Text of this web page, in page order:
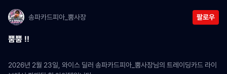
송파카드피아_뿜사장 팔로우
뿜뿜 !!
2026년 2월 23일, 와이스 딜러 송파카드피아_뿜사장님의 트레이딩카드 라이